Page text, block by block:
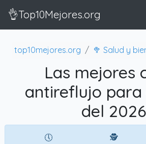
👌Top10Mejores.org
top10mejores.org 🥦 Salud y
Las mejores
antireflujo
del 2026
🕔
🕵